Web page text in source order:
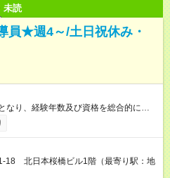
未読
員★週4～/土日祝休み・
り、経験年数及び資格を総合的に考慮
善等手当：300円含む ※試用期間（2カ
18 北日本桜橋ビル1階（最寄り駅：地